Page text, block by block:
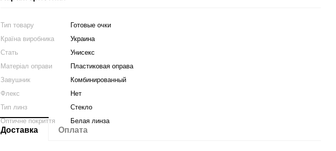
Тип товару
Готовые очки
Країна виробника
Украина
Стать
Унисекс
Матеріал оправи
Пластиковая оправа
Завушник
Комбинированный
Флекс
Нет
Тип линз
Стекло
Оптичне покриття
Белая линза
Доставка Оплата